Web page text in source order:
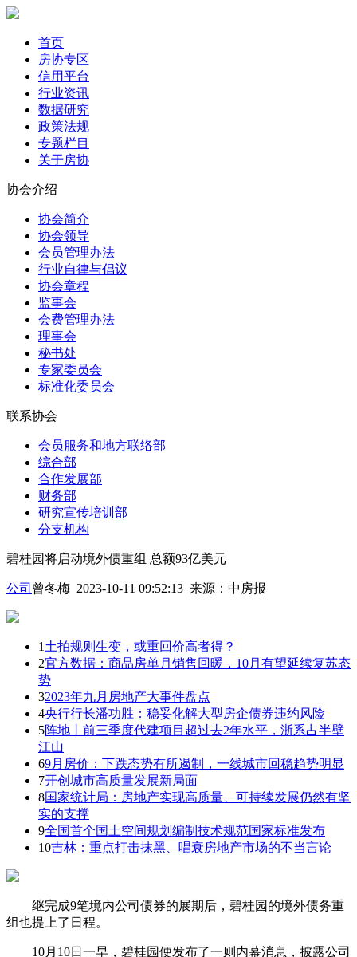
首页
房协专区
信用平台
行业资讯
数据研究
政策法规
专题栏目
关于房协
协会介绍
协会简介
协会领导
会员管理办法
行业自律与倡议
协会章程
监事会
会费管理办法
理事会
秘书处
专家委员会
标准化委员会
联系协会
会员服务和地方联络部
综合部
合作发展部
财务部
研究宣传培训部
分支机构
碧桂园将启动境外债重组 总额93亿美元
公司 曾冬梅 2023-10-11 09:52:13 来源： 中房报
1 土拍规则生变，或重回价高者得？
2官方数据：商品房单月销售回暖，10月有望延续复苏态
势
32023年九月房地产大事件盘点
4央行行长潘功胜：稳妥化解大型房企债券违约风险
5阵地丨前三季度代建项目超过去2年水平，浙系占半壁
江山
69月房价：下跌态势有所遏制，一线城市回稳趋势明显
7开创城市高质量发展新局面
8国家统计局：房地产实现高质量、可持续发展仍然有坚
实的支撑
9全国首个国土空间规划编制技术规范国家标准发布
10吉林：重点打击抹黑、唱衰房地产市场的不当言论
继完成9笔境内公司债券的展期后，碧桂园的境外债务重
组也提上了日程。
10月10日一早，碧桂园便发布了一则内幕消息，披露公司